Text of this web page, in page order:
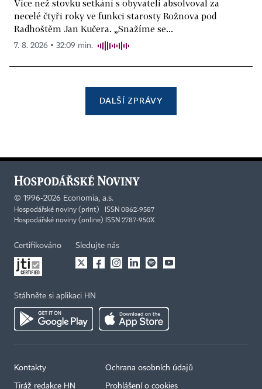
Více než stovku setkání s obyvateli absolvoval za
necelé čtyři roky ve funkci starosty Rožnova pod
Radhoštěm Jan Kučera. „Snažíme se...
7. 8. 2026 ▪ 32:09 min.
DALŠÍ ZPRÁVY
© 1996-2026 Economia, a.s.
Hospodářské noviny (print) ISSN 0862-9587
Hospodářské noviny (online) ISSN 2787-950X
Certifikováno Sledujte nás
Stáhněte si aplikaci HN
Kontakty
Tiráž redakce HN
Ochrana osobních údajů
Prohlášení o cookies